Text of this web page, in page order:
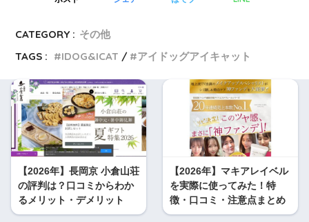
CATEGORY : その他
TAGS :
IDOG&ICAT アイドッグアイキャット
【2026年】長岡京 小倉山荘
の評判は？口コミからわか
るメリット・デメリット
【2026年】マキアレイベル
を実際に使ってみた！特
徴・口コミ・注意点まとめ